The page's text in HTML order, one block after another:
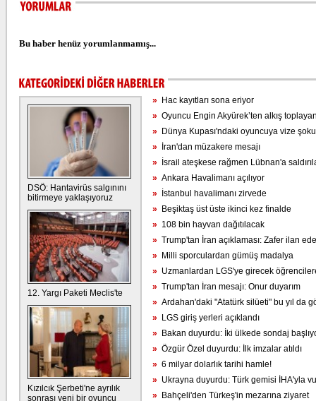
Bu haber henüz yorumlanmamış...
DSÖ: Hantavirüs salgınını
bitirmeye yaklaşıyoruz
12. Yargı Paketi Meclis'te
Kızılcık Şerbeti'ne ayrılık
sonrası yeni bir oyuncu
» Hac kayıtları sona eriyor
» Oyuncu Engin Akyürek’ten alkış
» Dünya Kupası'ndaki oyuncuya vize şoku
» İran'dan müzakere mesajı
» İsrail ateşkese rağmen Lübnan'a
» Ankara Havalimanı açılıyor
» İstanbul havalimanı zirvede
» Beşiktaş üst üste ikinci kez finalde
» 108 bin hayvan dağıtılacak
» Trump'tan İran açıklaması: Zafer ilan
» Milli sporculardan gümüş madalya
» Uzmanlardan LGS'ye girecek
» Trump'tan İran mesajı: Onur duyarım
» Ardahan'daki "Atatürk silüeti" bu yıl da
» LGS giriş yerleri açıklandı
» Bakan duyurdu: İki ülkede sondaj
» Özgür Özel duyurdu: İlk imzalar atıldı
» 6 milyar dolarlık tarihi hamle!
» Ukrayna duyurdu: Türk gemisi İHA'yla
» Bahçeli'den Türkeş'in mezarına ziyaret